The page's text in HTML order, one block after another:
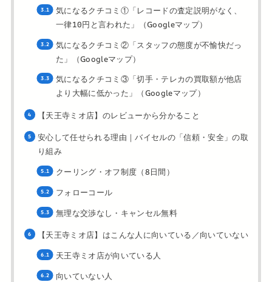
気になるクチコミ①「レコードの査定説明がなく、
一律10円と言われた」（Googleマップ）
気になるクチコミ②「スタッフの態度が不愉快だっ
た」（Googleマップ）
気になるクチコミ③「切手・テレカの買取額が他店
より大幅に低かった」（Googleマップ）
【天王寺ミオ店】のレビューから分かること
安心して任せられる理由｜バイセルの「信頼・安全」の取
り組み
クーリング・オフ制度（8日間）
フォローコール
無理な交渉なし・キャンセル無料
【天王寺ミオ店】はこんな人に向いている／向いていない
天王寺ミオ店が向いている人
向いていない人